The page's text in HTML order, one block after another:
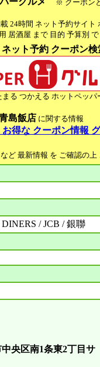
※ クーポン
24時間 ネット予約サイト
居酒屋 まで 目的 予算別
ット予約 クーポン
る つかえる ホットペッパ
島飯店に関する情報
得な クーポン情報
ど 最新情報 を ご確認の上
/ JCB / 銀聯
央区南1条東2丁目サ